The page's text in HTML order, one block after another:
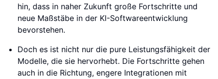
hin, dass in naher Zukunft große Fortschritte und
neue Maßstäbe in der KI-Softwareentwicklung
bevorstehen.
Doch es ist nicht nur die pure Leistungsfähigkeit der
Modelle, die sie hervorhebt. Die Fortschritte gehen
auch in die Richtung, engere Integrationen mit